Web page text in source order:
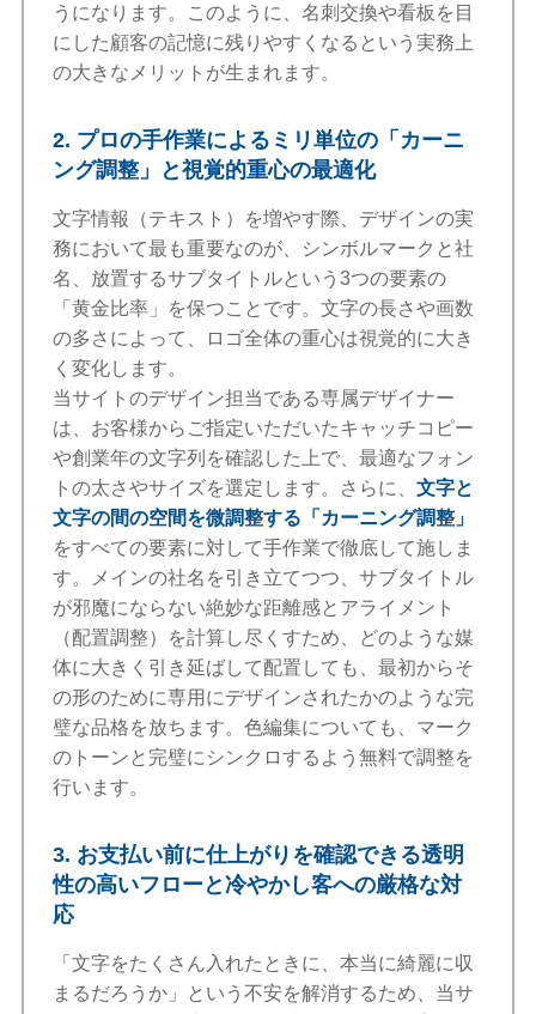
うになります。このように、名刺交換や看板を目
にした顧客の記憶に残りやすくなるという実務上
の大きなメリットが生まれます。
2. プロの手作業によるミリ単位の「カーニ
ング調整」と視覚的重心の最適化
文字情報（テキスト）を増やす際、デザインの実
務において最も重要なのが、シンボルマークと社
名、放置するサブタイトルという3つの要素の
「黄金比率」を保つことです。文字の長さや画数
の多さによって、ロゴ全体の重心は視覚的に大き
く変化します。
当サイトのデザイン担当である専属デザイナー
は、お客様からご指定いただいたキャッチコピー
や創業年の文字列を確認した上で、最適なフォン
トの太さやサイズを選定します。さらに、文字と
文字の間の空間を微調整する「カーニング調整」
をすべての要素に対して手作業で徹底して施しま
す。メインの社名を引き立てつつ、サブタイトル
が邪魔にならない絶妙な距離感とアライメント
（配置調整）を計算し尽くすため、どのような媒
体に大きく引き延ばして配置しても、最初からそ
の形のために専用にデザインされたかのような完
璧な品格を放ちます。色編集についても、マーク
のトーンと完璧にシンクロするよう無料で調整を
行います。
3. お支払い前に仕上がりを確認できる透明
性の高いフローと冷やかし客への厳格な対
応
「文字をたくさん入れたときに、本当に綺麗に収
まるだろうか」という不安を解消するため、当サ